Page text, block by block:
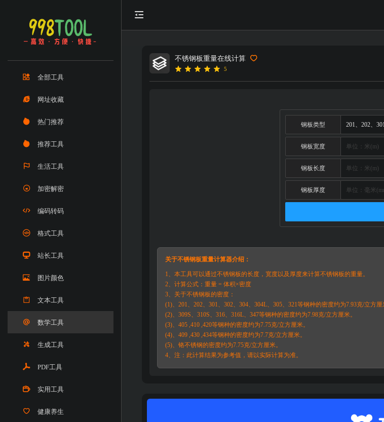
全部工具
网址收藏
热门推荐
推荐工具
生活工具
加密解密
编码转码
格式工具
站长工具
图片颜色
文本工具
数学工具
生成工具
PDF工具
实用工具
健康养生
不锈钢板重量在线计算
5
钢板类型
钢板宽度
钢板长度
钢板厚度
关于不锈钢板重量计算器介绍：
1、本工具可以通过不锈钢板的长度，宽度以及厚度来计算不锈钢板的重量。
2、计算公式：重量 = 体积×密度
3、关于不锈钢板的密度：
(1)、201、202、301、302、304、304L、305、321等钢种的密度约为7.93克/立方厘
(2)、309S、310S、316、316L、347等钢种的密度约为7.98克/立方厘米。
(3)、405 ,410 ,420等钢种的密度约为7.75克/立方厘米。
(4)、409 ,430 ,434等钢种的密度约为7.7克/立方厘米。
(5)、铬不锈钢的密度约为7.75克/立方厘米。
4、注：此计算结果为参考值，请以实际计算为准。